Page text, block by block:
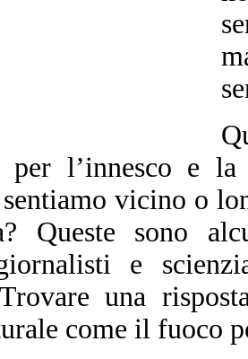
per l’innesco e
vicino o
Queste sono
e
Trovare una
come il fuoco